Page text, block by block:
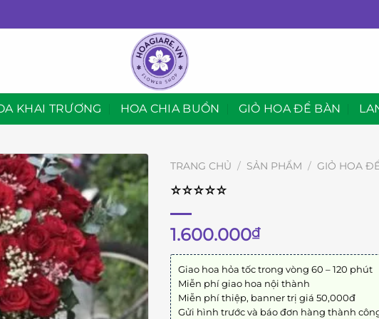
KHAI TRƯƠNG HOA CHIA BUỒN GIỎ HOA ĐỂ BÀN
TRANG CHỦ / SẢN PHẨM / GIỎ HOA
⭐︎⭐︎⭐︎⭐︎⭐︎
1.600.000₫
Giao hoa hỏa tốc trong vòng 60 – 120 phút
Miễn phí giao hoa nội thành
Miễn phí thiệp, banner trị giá 50,000đ
Gửi hình trước và báo đơn hàng thành